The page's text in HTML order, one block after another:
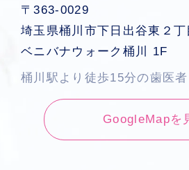
〒363-0029
埼玉県桶川市下日出谷東２
ベニバナウォーク桶川 1F
桶川駅より徒歩15分の歯医者
GoogleMapを